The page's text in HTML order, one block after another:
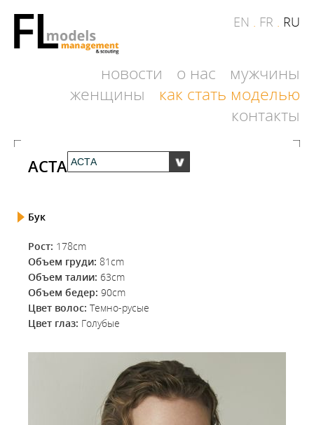
EN . FR . RU
новости о нас
мужчины
женщины
как стать моделью
контакты
АСТА
Бук
Рост: 178cm
Объем груди: 81cm
Объем талии: 63cm
Объем бедер: 90cm
Цвет волос: Темно-русые
Цвет глаз: Голубые